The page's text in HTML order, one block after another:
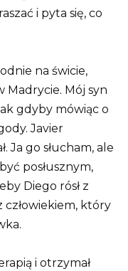
i pyta się, co
na świcie,
Mój syn
gdyby mówiąc o
Javier
Ja go słucham, ale
posłusznym,
Diego rósł z
człowiekiem, który
i otrzymał